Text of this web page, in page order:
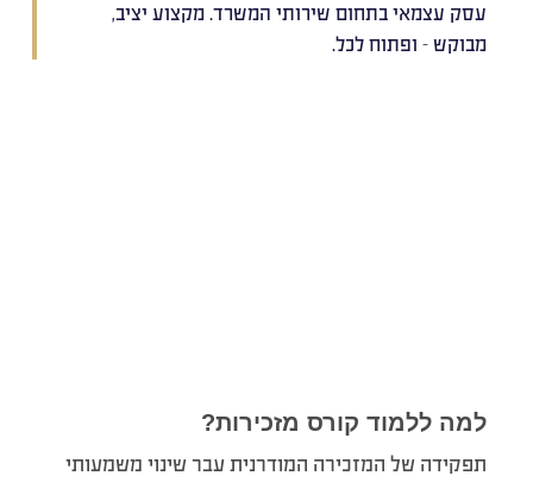
עסק עצמאי בתחום שירותי המשרד. מקצוע יציב,
מבוקש – ופתוח לכל.
למה ללמוד קורס מזכירות?
תפקידה של המזכירה המודרנית עבר שינוי משמעותי